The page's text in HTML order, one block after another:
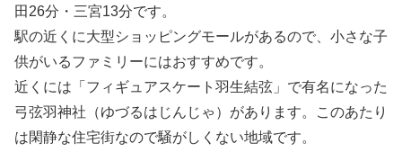
田26分・三宮13分です。
駅の近くに大型ショッピングモールがあるので、小さな子
供がいるファミリーにはおすすめです。
近くには「フィギュアスケート羽生結弦」で有名になった
弓弦羽神社（ゆづるはじんじゃ）があります。このあたり
は閑静な住宅街なので騒がしくない地域です。